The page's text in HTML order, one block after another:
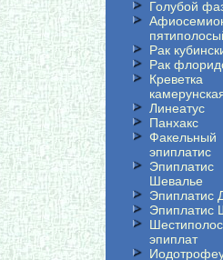
Голубой
Рак
Рак
Креветка
Линеатус
Панхакс
Факельный
эпиплатис
Эпиплатис
Шевалье
Эпиплатис
Эпиплатис
эпиплат